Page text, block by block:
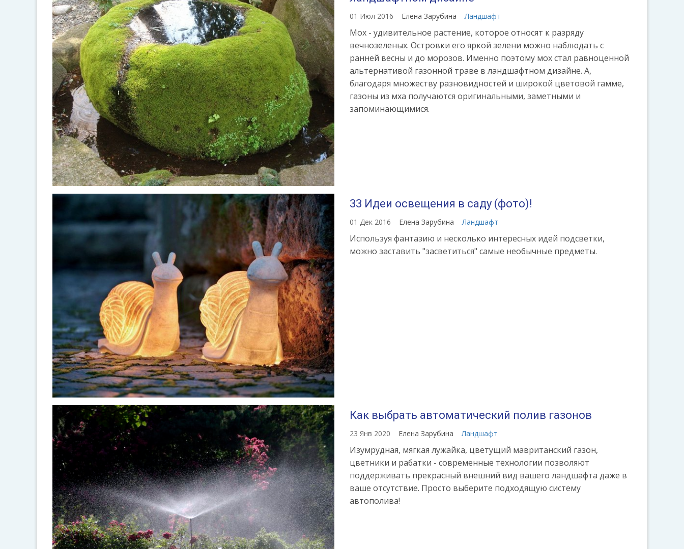
01 Июл 2016 Елена Зарубина Ландшафт
Мох - удивительное растение, которое относят к разряду
вечнозеленых. Островки его яркой зелени можно наблюдать с
ранней весны и до морозов. Именно поэтому мох стал равноценной
альтернативой газонной траве в ландшафтном дизайне. А,
благодаря множеству разновидностей и широкой цветовой гамме,
газоны из мха получаются оригинальными, заметными и
запоминающимися.
33 Идеи освещения в саду (фото)!
01 Дек 2016 Елена Зарубина Ландшафт
Используя фантазию и несколько интересных идей подсветки,
можно заставить "засветиться" самые необычные предметы.
Как выбрать автоматический полив газонов
23 Янв 2020 Елена Зарубина Ландшафт
Изумрудная, мягкая лужайка, цветущий мавританский газон,
цветники и рабатки - современные технологии позволяют
поддерживать прекрасный внешний вид вашего ландшафта даже в
ваше отсутствие. Просто выберите подходящую систему
автополива!